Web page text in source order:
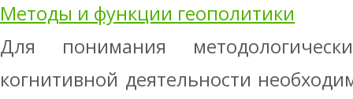
Методы и функции геополитики
Для понимания
когнитивной деятельности